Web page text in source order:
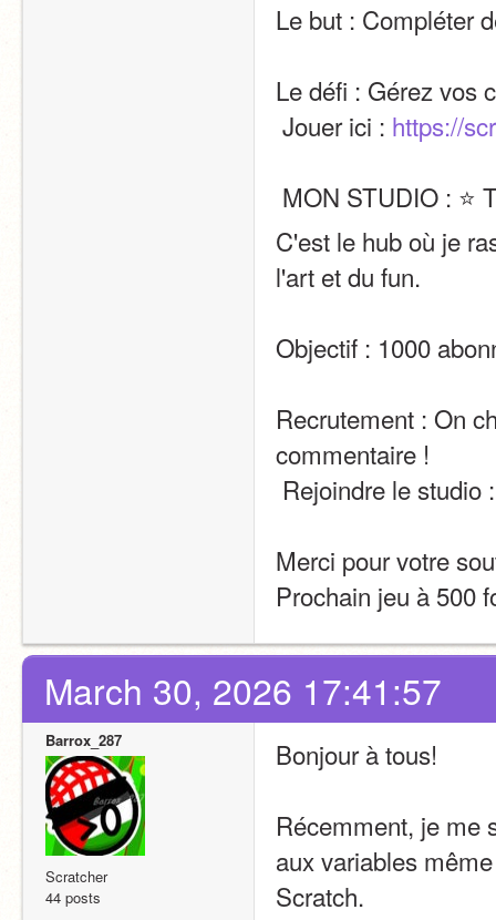
Le but : Compléter
Le défi : Gérez vos
Jouer ici : https://
MON STUDIO : ⭐
C'est le hub où je
l'art et du fun.
Objectif : 1000
Recrutement : On
commentaire !
Rejoindre le studio
Merci pour votre
Prochain jeu à 500
March 30, 2026 17:41:57
Barrox_287
Scratcher
44 posts
Bonjour à tous!
Récemment, je me
aux variables
Scratch.